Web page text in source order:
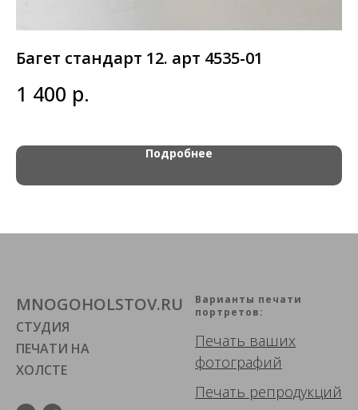
Багет стандарт 12. арт 4535-01
1 400 р.
Подробнее
MNOGOHOLSTOV.RU
СТУДИЯ
ПЕЧАТИ НА
ХОЛСТЕ
Варианты печати
портретов:
Печать ваших
фотографий
Печать репродукций